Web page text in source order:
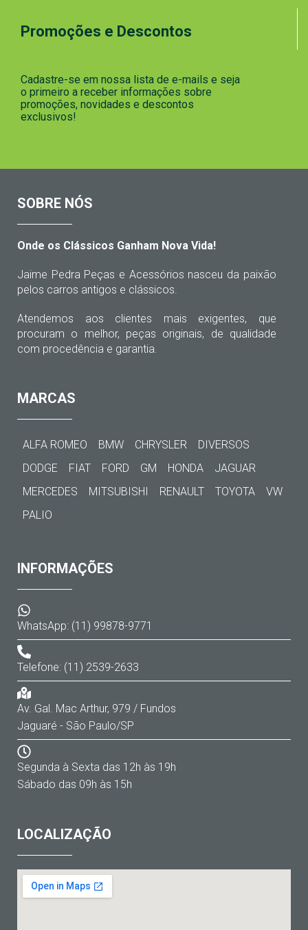
Promoções e Descontos
Cadastre-se em nossa lista de e-mails e seja
o primeiro a receber informações sobre
promoções, novidades e descontos
exclusivos!
SOBRE NÓS
Onde os Clássicos Ganham Nova Vida!
Jaime Pedra Peças e Acessórios nasceu da paixão
pelos carros antigos e clássicos.
Atendemos aos clientes mais exigentes, que
procuram o melhor, peças originais, de qualidade
com procedência e garantia.
MARCAS
ALFA ROMEO BMW CHRYSLER
DIVERSOS
DODGE
FIAT FORD GM HONDA
JAGUAR
MERCEDES
MITSUBISHI RENAULT TOYOTA
VW
PALIO
INFORMAÇÕES
WhatsApp: (11) 99878-9771
Telefone: (11) 2539-2633
Av. Gal. Mac Arthur, 979 / Fundos
Jaguaré - São Paulo/SP
Segunda à Sexta das 12h às 19h
Sábado das 09h às 15h
LOCALIZAÇÃO